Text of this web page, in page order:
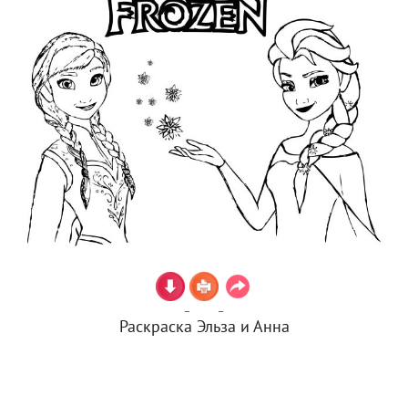
Раскраска Эльза и Анна